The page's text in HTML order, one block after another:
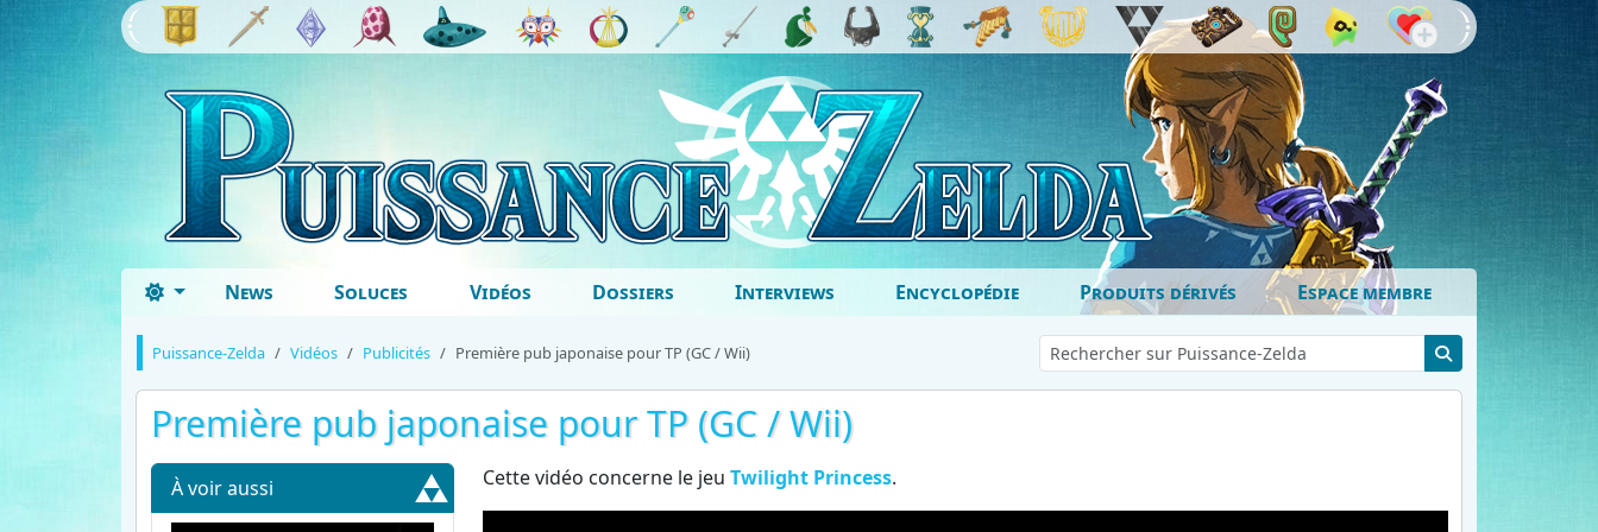
News Soluces Vidéos Dossiers Interviews Encyclopédie Produits dérivés Espace membre
Puissance-Zelda Vidéos Publicités Première pub japonaise pour TP (GC / Wii)
Première pub japonaise pour TP (GC / Wii)
À voir aussi Cette vidéo concerne le jeu Twilight Princess.